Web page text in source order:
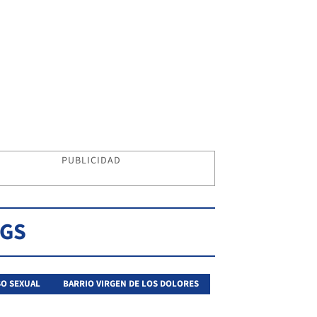
PUBLICIDAD
SEXUAL BARRIO VIRGEN DE LOS DOLORES